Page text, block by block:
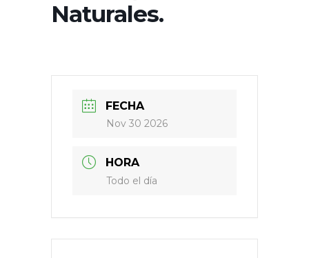
Naturales.
FECHA
Nov 30 2026
HORA
Todo el día